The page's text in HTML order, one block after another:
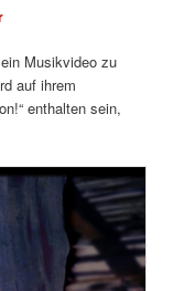
Musikvideo zu
auf ihrem
enthalten sein,